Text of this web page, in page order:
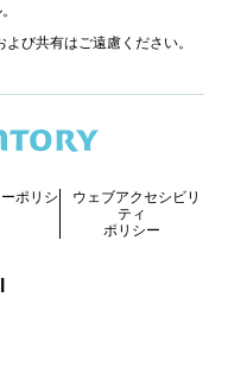
び共有はご遠慮ください。
ポリシ
ウェブアクセシビリ
ティ
ポリシー
新しいウィンドウで開く